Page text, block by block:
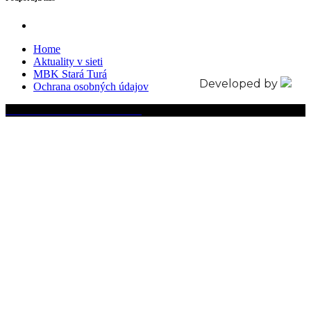
Home
Aktuality v sieti
MBK Stará Turá
Ochrana osobných údajov
Developed by